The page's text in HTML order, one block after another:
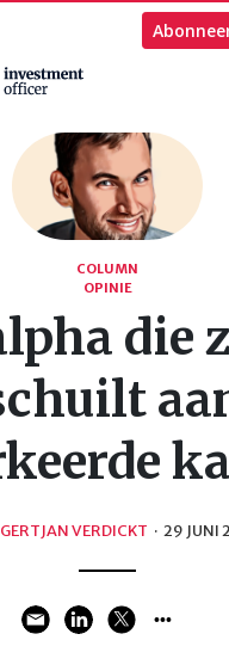
COLUMN
OPINIE
die
GERTJAN VERDICKT · 29 JUNI